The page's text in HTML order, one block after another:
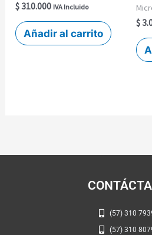
$310.000 IVA Incluido
Añadir al carrito
$
(57) 310
(57) 310